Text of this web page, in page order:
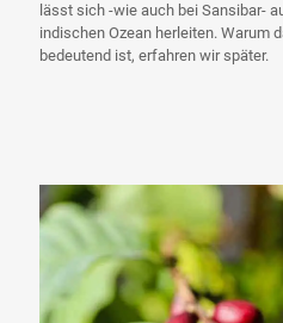
lässt sich -wie auch bei Sansibar-
indischen Ozean herleiten. Warum
bedeutend ist, erfahren wir später.